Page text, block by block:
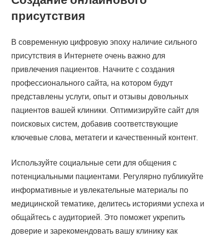
присутствия
В современную цифровую эпоху наличие сильного
присутствия в Интернете очень важно для
привлечения пациентов. Начните с создания
профессионального сайта, на котором будут
представлены услуги, опыт и отзывы довольных
пациентов вашей клиники. Оптимизируйте сайт для
поисковых систем, добавив соответствующие
ключевые слова, метатеги и качественный контент.
Используйте социальные сети для общения с
потенциальными пациентами. Регулярно публикуйте
информативные и увлекательные материалы по
медицинской тематике, делитесь историями успеха и
общайтесь с аудиторией. Это поможет укрепить
доверие и зарекомендовать вашу клинику как